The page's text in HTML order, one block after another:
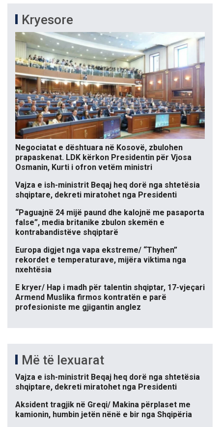
Kryesore
Negociatat e dështuara në Kosovë, zbulohen
prapaskenat. LDK kërkon Presidentin për Vjosa
Osmanin, Kurti i ofron vetëm ministri
Vajza e ish-ministrit Beqaj heq dorë nga shtetësia
shqiptare, dekreti miratohet nga Presidenti
“Paguajnë 24 mijë paund dhe kalojnë me pasaporta
false”, media britanike zbulon skemën e
kontrabandistëve shqiptarë
Europa digjet nga vapa ekstreme/ “Thyhen”
rekordet e temperaturave, mijëra viktima nga
nxehtësia
E kryer/ Hap i madh për talentin shqiptar, 17-vjeçari
Armend Muslika firmos kontratën e parë
profesioniste me gjigantin anglez
Më të lexuarat
Vajza e ish-ministrit Beqaj heq dorë nga shtetësia
shqiptare, dekreti miratohet nga Presidenti
Aksident tragjik në Greqi/ Makina përplaset me
kamionin, humbin jetën nënë e bir nga Shqipëria